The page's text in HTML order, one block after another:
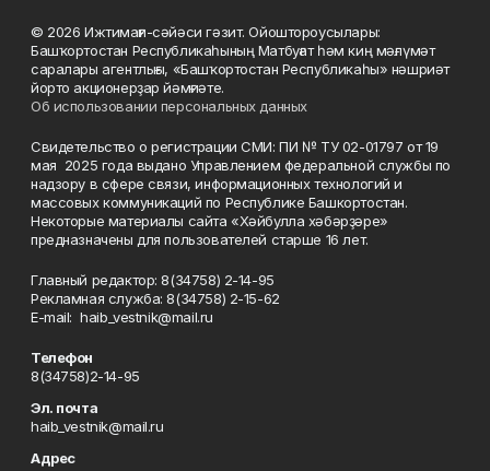
© 2026 Ижтимағи-сәйәси гәзит. Ойоштороусылары:
Башҡортостан Республикаһының Матбуғат һәм киң мәғлүмәт
саралары агентлығы, «Башҡортостан Республикаһы» нәшриәт
йорто акционерҙар йәмғиәте.
Об использовании персональных данных
Свидетельство о регистрации СМИ: ПИ № ТУ 02-01797 от 19
мая 2025 года выдано Управлением федеральной службы по
надзору в сфере связи, информационных технологий и
массовых коммуникаций по Республике Башкортостан.
Некоторые материалы сайта «Хәйбулла хәбәрҙәре»
предназначены для пользователей старше 16 лет.
Главный редактор: 8(34758) 2-14-95
Рекламная служба: 8(34758) 2-15-62
Е-mаil: haib_vestnik@mail.ru
Телефон
8(34758)2-14-95
Эл. почта
haib_vestnik@mail.ru
Адрес